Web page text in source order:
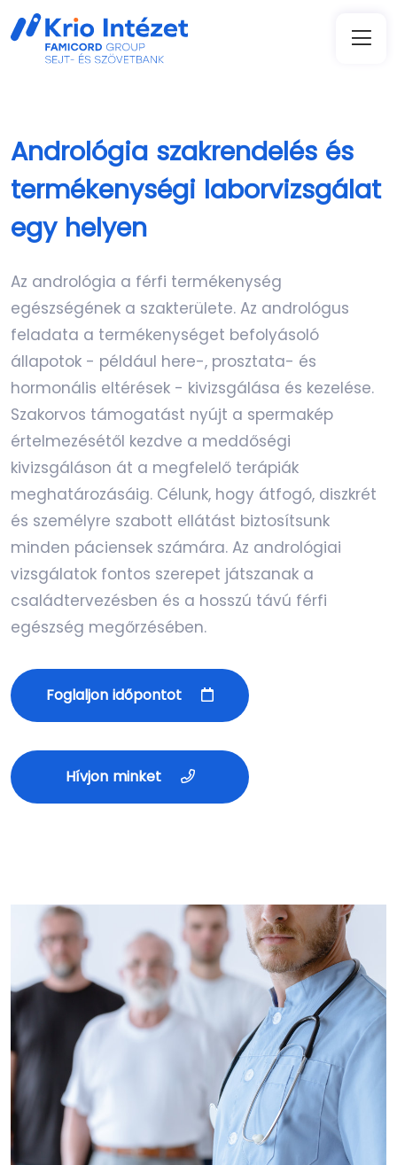
Andrológia szakrendelés és
termékenységi laborvizsgálat
egy helyen
Az andrológia a férfi termékenység
egészségének a szakterülete. Az andrológus
feladata a termékenységet befolyásoló
állapotok - például here-, prosztata- és
hormonális eltérések - kivizsgálása és kezelése.
Szakorvos támogatást nyújt a spermakép
értelmezésétől kezdve a meddőségi
kivizsgáláson át a megfelelő terápiák
meghatározásáig. Célunk, hogy átfogó, diszkrét
és személyre szabott ellátást biztosítsunk
minden páciensek számára. Az andrológiai
vizsgálatok fontos szerepet játszanak a
családtervezésben és a hosszú távú férfi
egészség megőrzésében.
Foglaljon időpontot
Hívjon minket